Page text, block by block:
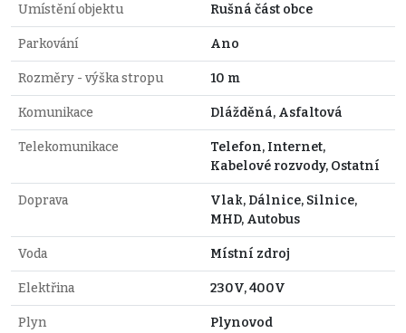
Umístění objektu Rušná část obce
Parkování Ano
Rozměry - výška stropu 10 m
Komunikace Dlážděná, Asfaltová
Telekomunikace
Telefon, Internet,
Kabelové rozvody, Ostatní
Doprava
Vlak, Dálnice, Silnice,
MHD, Autobus
Voda Místní zdroj
Elektřina 230V, 400V
Plyn Plynovod